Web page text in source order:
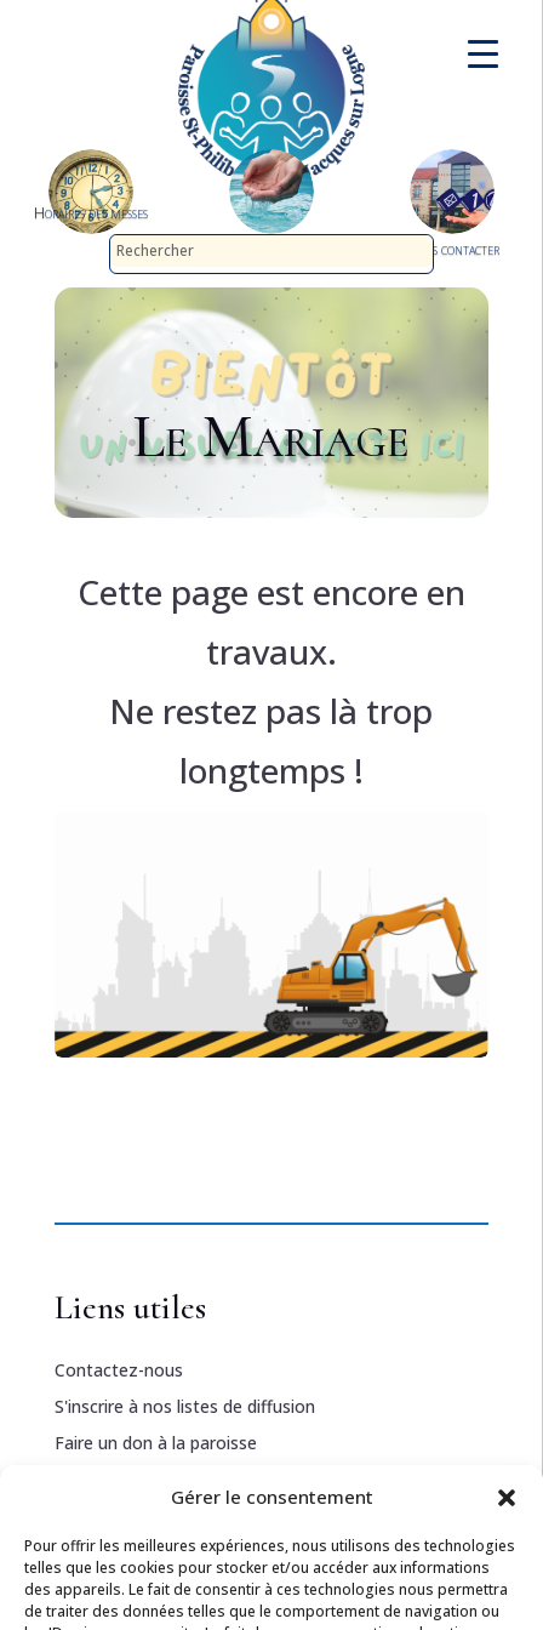
Gérer le consentement
Pour offrir les meilleures expériences, nous utilisons des technologies
telles que les cookies pour stocker et/ou accéder aux informations
des appareils. Le fait de consentir à ces technologies nous permettra
de traiter des données telles que le comportement de navigation ou
Horaires des messes
Nous contacter
Le Mariage
Cette page est encore en
travaux.
Ne restez pas là trop
longtemps !
Liens utiles
Contactez-nous
S'inscrire à nos listes de diffusion
Faire un don à la paroisse
Politique de confidentialité
Politique de cookies